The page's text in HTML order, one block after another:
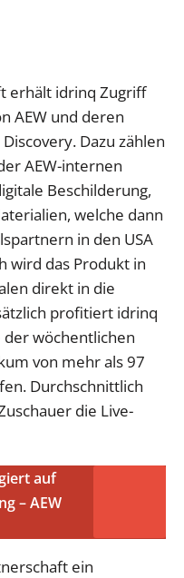
erhält idrinq Zugriff
AEW und deren
Dazu zählen
AEW-internen
Beschilderung,
welche dann
in den USA
wird das Produkt in
direkt in die
profitiert idrinq
wöchentlichen
von mehr als 97
Durchschnittlich
die Live-
auf
– AEW
ein